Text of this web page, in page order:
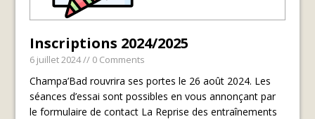
Inscriptions 2024/2025
6 juillet 2024// 0 Comments
Champa’Bad rouvrira ses portes le 26 août 2024. Les
séances d’essai sont possibles en vous annonçant par
le formulaire de contact La Reprise des entraînements